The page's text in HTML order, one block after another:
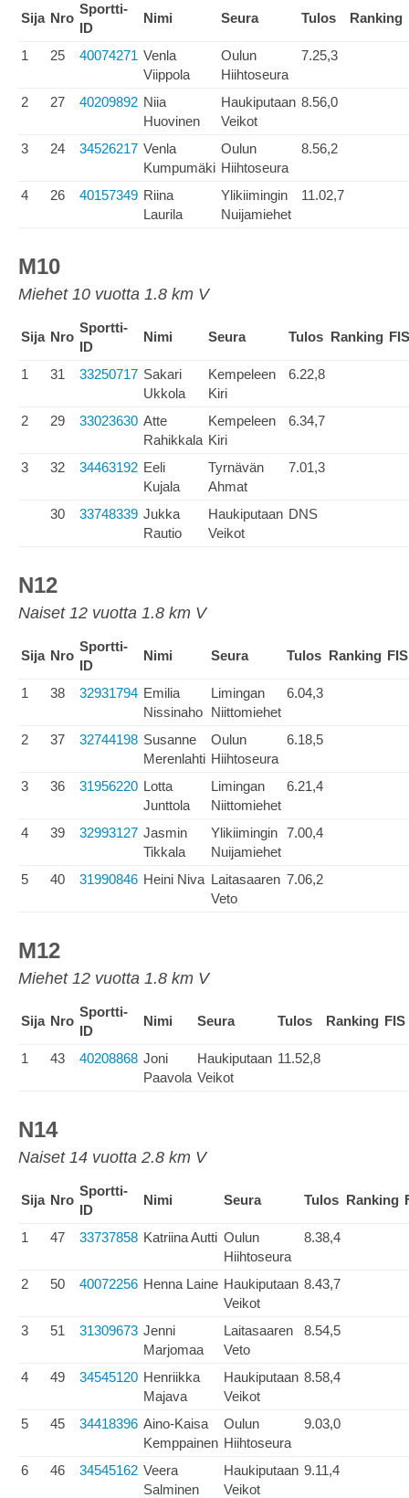
Sija Nro
Sportti-
ID
Nimi Seura Tulos Ranking
1 25 40074271 Venla
Viippola
Oulun
Hiihtoseura
7.25,3
2 27 40209892 Niia
Huovinen
Haukiputaan
Veikot
8.56,0
3 24 34526217 Venla
Kumpumäki
Oulun
Hiihtoseura
8.56,2
4 26 40157349 Riina
Laurila
Ylikiimingin
Nuijamiehet
11.02,7
M10
Miehet 10 vuotta 1.8 km V
Sija Nro
Sportti-
ID
Nimi Seura Tulos Ranking FIS
1 31 33250717 Sakari
Ukkola
Kempeleen
Kiri
6.22,8
2 29 33023630 Atte
Rahikkala
Kempeleen
Kiri
6.34,7
3 32 34463192 Eeli
Kujala
Tyrnävän
Ahmat
7.01,3
30 33748339 Jukka
Rautio
Haukiputaan
Veikot
DNS
N12
Naiset 12 vuotta 1.8 km V
Sija Nro
Sportti-
ID
Nimi Seura Tulos Ranking FIS
1 38 32931794 Emilia
Nissinaho
Limingan
Niittomiehet
6.04,3
2 37 32744198 Susanne
Merenlahti
Oulun
Hiihtoseura
6.18,5
3 36 31956220 Lotta
Junttola
Limingan
Niittomiehet
6.21,4
4 39 32993127 Jasmin
Tikkala
Ylikiimingin
Nuijamiehet
7.00,4
5 40 31990846 Heini Niva Laitasaaren
Veto
7.06,2
M12
Miehet 12 vuotta 1.8 km V
Sija Nro
Sportti-
ID
Nimi Seura Tulos Ranking FIS
1 43 40208868 Joni
Paavola
Haukiputaan
Veikot
11.52,8
N14
Naiset 14 vuotta 2.8 km V
Sija Nro
Sportti-
ID
Nimi Seura Tulos Ranking
1 47 33737858 Katriina Autti Oulun
Hiihtoseura
8.38,4
2 50 40072256 Henna Laine Haukiputaan
Veikot
8.43,7
3 51 31309673 Jenni
Marjomaa
Laitasaaren
Veto
8.54,5
4 49 34545120 Henriikka
Majava
Haukiputaan
Veikot
8.58,4
5 45 34418396 Aino-Kaisa
Kemppainen
Oulun
Hiihtoseura
9.03,0
6 46 34545162 Veera
Salminen
Haukiputaan
Veikot
9.11,4